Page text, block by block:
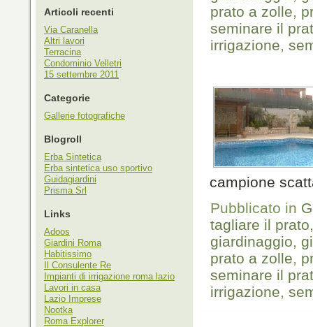
Articoli recenti
Via Caranella
Altri lavori
Terracina
Condominio Velletri
15 settembre 2011
Categorie
Gallerie fotografiche
Blogroll
Erba Sintetica
Erba sintetica uso sportivo
Guidagiardini
Prisma Srl
Links
Adoos
Giardini Roma
Habitissimo
Il Consulente Re
Impianti di irrigazione roma lazio
Lavori in casa
Lazio Imprese
Nootka
Roma Explorer
prato a zolle,
seminare il
irrigazione,
campione
Pubblicato in
tagliare il prato
giardinaggio,
prato a zolle,
seminare il
irrigazione,